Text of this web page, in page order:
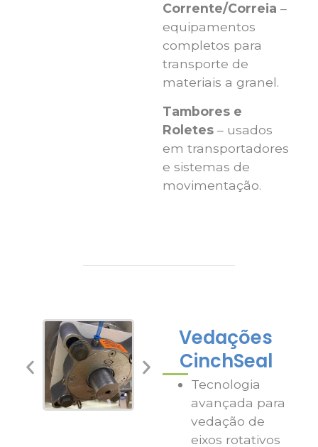
Corrente/Correia –
equipamentos
completos para
transporte de
materiais a granel.
Tambores e
Roletes– usados
em transportadores
e sistemas de
movimentação.
Vedações
CinchSeal
Tecnologia
avançada para
vedação de
eixos rotativos